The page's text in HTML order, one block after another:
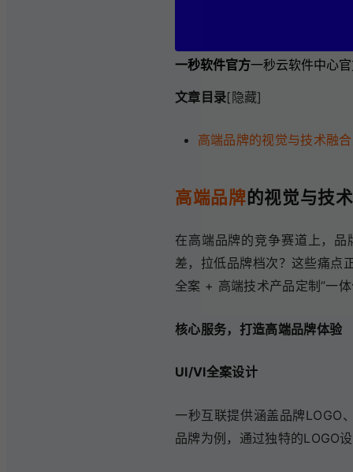
一秒软件官方一秒云软件中心官
文章目录[隐藏]
高端品牌的视觉与技术融
高端品牌的视觉与技术
在高端品牌的竞争赛道上，
差，拉低品牌档次？这些痛点
全案 + 高端技术产品定制”一
核心服务，打造高端品牌体验
UI/VI全案设计
一秒互联提供涵盖品牌LOGO
品牌为例，通过独特的LOGO